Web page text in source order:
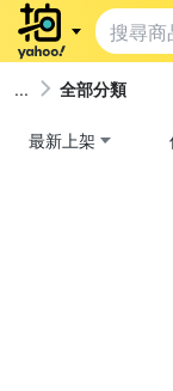
全部分類
最新上架